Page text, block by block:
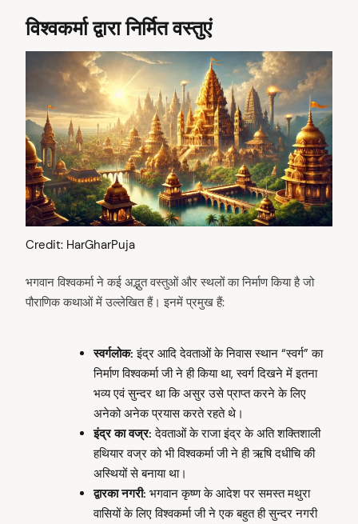
विश्वकर्मा द्वारा निर्मित वस्तुएं
Credit: HarGharPuja
भगवान विश्वकर्मा ने कई अद्भुत वस्तुओं और स्थलों का निर्माण किया है जो
पौराणिक कथाओं में उल्लेखित हैं। इनमें प्रमुख हैं:
स्वर्गलोक:इंद्र आदि देवताओं के निवास स्थान “स्वर्ग” का
निर्माण विश्वकर्मा जी ने ही किया था, स्वर्ग दिखने में इतना
भव्य एवं सुन्दर था कि असुर उसे प्राप्त करने के लिए
अनेको अनेक प्रयास करते रहते थे।
इंद्र का वज्र: देवताओं के राजा इंद्र के अति शक्तिशाली
हथियार वज्र को भी विश्वकर्मा जी ने ही ऋषि दधीचि की
अस्थियों से बनाया था।
द्वारका नगरी: भगवान कृष्ण के आदेश पर समस्त मथुरा
वासियों के लिए विश्वकर्मा जी ने एक बहुत ही सुन्दर नगरी